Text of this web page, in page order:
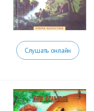
Слушать онлайн